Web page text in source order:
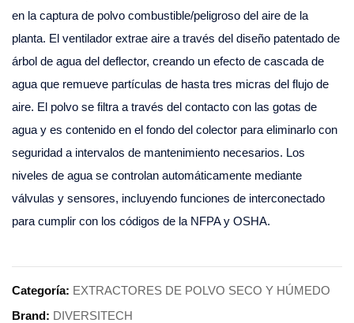
en la captura de polvo combustible/peligroso del aire de la
planta. El ventilador extrae aire a través del diseño patentado de
árbol de agua del deflector, creando un efecto de cascada de
agua que remueve partículas de hasta tres micras del flujo de
aire. El polvo se filtra a través del contacto con las gotas de
agua y es contenido en el fondo del colector para eliminarlo con
seguridad a intervalos de mantenimiento necesarios. Los
niveles de agua se controlan automáticamente mediante
válvulas y sensores, incluyendo funciones de interconectado
para cumplir con los códigos de la NFPA y OSHA.
Categoría: EXTRACTORES DE POLVO SECO Y HÚMEDO
Brand: DIVERSITECH